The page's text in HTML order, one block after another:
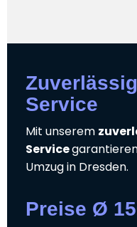
Service
Mit unserem
Service
Umzug in Dresden.
Preise Ø